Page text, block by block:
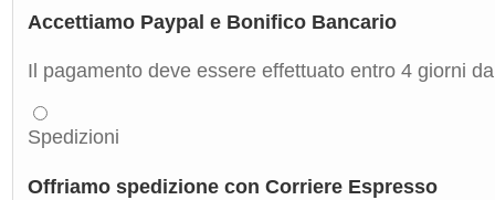
Accettiamo Paypal e Bonifico Bancario
Il pagamento deve essere effettuato entro 4 giorni
Spedizioni
Offriamo spedizione con Corriere Espresso